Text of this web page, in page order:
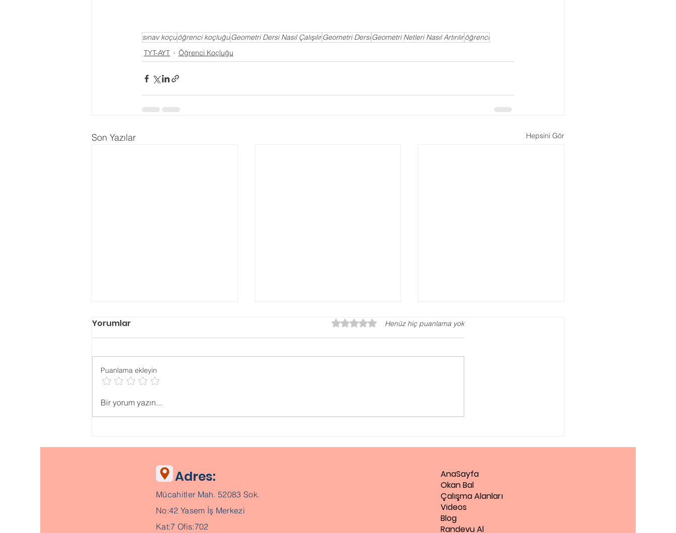
sınav koçuöğrenci koçluğuGeometri Dersi Nasıl ÇalışılırGeometri DersiGeometri Netleri Nasıl Artırılıröğrenci
TYT-AYT
Öğrenci Koçluğu
Son Yazılar Hepsini Gör
11. Sınıftan YKS
Hazırlanmak
Yaşı Hesaplama
Danışmanlığı, YKS Tercih
Yorumlar 5 üzerinden 0 yıldızHenüz hiç puanlama yok
Puanlama ekleyin
Bir yorum yazın...
Adres:
Mücahitler Mah. 52083 Sok.
No:42 Yasem İş Merkezi
Kat:7 Ofis:702
AnaSayfa
Okan Bal
Çalışma Alanları
Videos
Blog
Randevu Al